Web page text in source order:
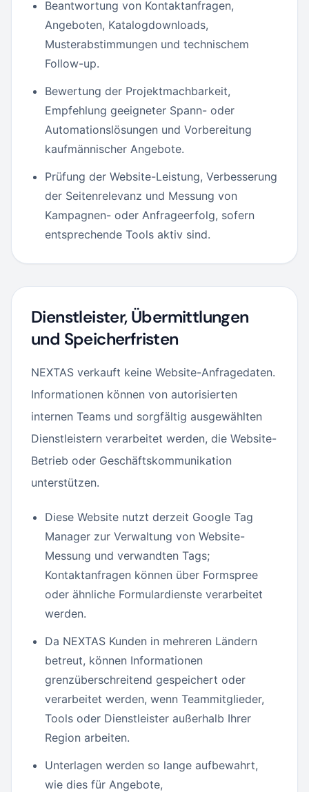
Beantwortung von Kontaktanfragen,
Angeboten, Katalogdownloads,
Musterabstimmungen und technischem
Follow-up.
Bewertung der Projektmachbarkeit,
Empfehlung geeigneter Spann- oder
Automationslösungen und Vorbereitung
kaufmännischer Angebote.
Prüfung der Website-Leistung, Verbesserung
der Seitenrelevanz und Messung von
Kampagnen- oder Anfrageerfolg, sofern
entsprechende Tools aktiv sind.
Dienstleister, Übermittlungen
und Speicherfristen
NEXTAS verkauft keine Website-Anfragedaten.
Informationen können von autorisierten
internen Teams und sorgfältig ausgewählten
Dienstleistern verarbeitet werden, die Website-
Betrieb oder Geschäftskommunikation
unterstützen.
Diese Website nutzt derzeit Google Tag
Manager zur Verwaltung von Website-
Messung und verwandten Tags;
Kontaktanfragen können über Formspree
oder ähnliche Formulardienste verarbeitet
werden.
Da NEXTAS Kunden in mehreren Ländern
betreut, können Informationen
grenzüberschreitend gespeichert oder
verarbeitet werden, wenn Teammitglieder,
Tools oder Dienstleister außerhalb Ihrer
Region arbeiten.
Unterlagen werden so lange aufbewahrt,
wie dies für Angebote,